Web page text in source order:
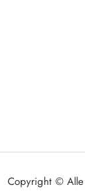
Copyright © Alle